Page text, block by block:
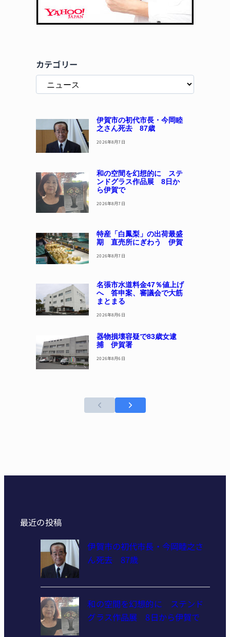
カテゴリー
伊賀市の初代市長・今岡睦
之さん死去 87歳
2026年8月7日
和の空間を幻想的に ステ
ンドグラス作品展 8日か
ら伊賀で
2026年8月7日
特産「白鳳梨」の出荷最盛
期 直売所にぎわう 伊賀
2026年8月7日
名張市水道料金47％値上げ
へ 答申案、審議会で大筋
まとまる
2026年8月6日
器物損壊容疑で83歳女逮
捕 伊賀署
2026年8月6日
最近の投稿
伊賀市の初代市長・今岡睦之さ
ん死去 87歳
和の空間を幻想的に ステンド
グラス作品展 8日から伊賀で